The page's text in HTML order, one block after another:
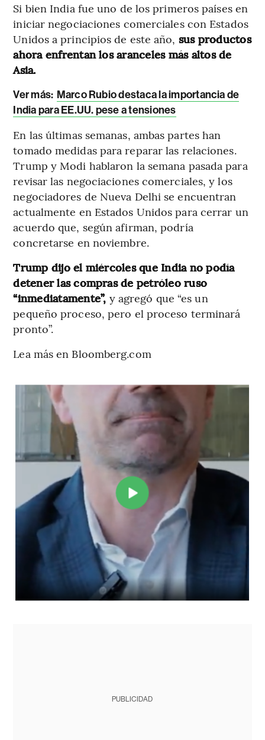
Si bien India fue uno de los primeros países en
iniciar negociaciones comerciales con Estados
Unidos a principios de este año, sus productos
ahora enfrentan los aranceles más altos de
Asia.
Ver más: Marco Rubio destaca la importancia de
India para EE.UU. pese a tensiones
En las últimas semanas, ambas partes han
tomado medidas para reparar las relaciones.
Trump y Modi hablaron la semana pasada para
revisar las negociaciones comerciales, y los
negociadores de Nueva Delhi se encuentran
actualmente en Estados Unidos para cerrar un
acuerdo que, según afirman, podría
concretarse en noviembre.
Trump dijo el miércoles que India no podía
detener las compras de petróleo ruso
“inmediatamente”, y agregó que “es un
pequeño proceso, pero el proceso terminará
pronto”.
Lea más en Bloomberg.com
PUBLICIDAD